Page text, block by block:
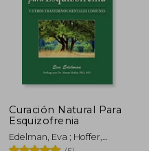
Curación Natural Para
Esquizofrenia
Edelman, Eva ; Hoffer,
Abram MD ; De Zepeda,